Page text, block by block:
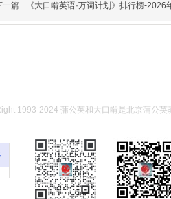
一篇 《大口啃英语·万词计划》排行榜-
1993-2024 蒲公英和大口啃是北京蒲公英